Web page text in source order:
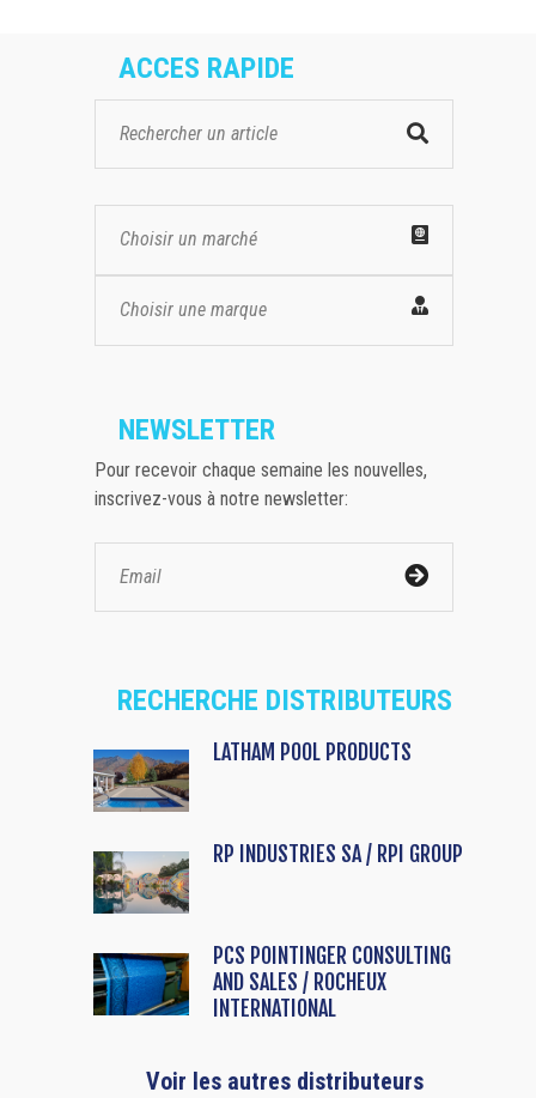
ACCES RAPIDE
Choisir un marché
Choisir une marque
NEWSLETTER
Pour recevoir chaque semaine les nouvelles,
inscrivez-vous à notre newsletter:
RECHERCHE DISTRIBUTEURS
LATHAM POOL PRODUCTS
RP INDUSTRIES SA / RPI GROUP
PCS POINTINGER CONSULTING
AND SALES / ROCHEUX
INTERNATIONAL
Voir les autres distributeurs